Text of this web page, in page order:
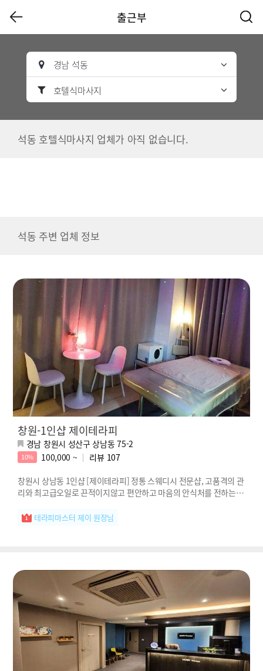
출근부
경남 석동
호텔식마사지
석동 호텔식마사지 업체가 아직 없습니다.
석동 주변 업체 정보
창원-1인샵 제이테라피
경남 창원시 성산구 상남동 75-2
10% 100,000 ~ 리뷰 107
창원시 상남동 1인샵 [제이테라피] 정통 스웨디시 전문샵, 고품격의 관
리와 최고급오일로 끈적이지않고 편안하고 마음의 안식처를 전하는 제
테라피마스터 제이 원장님